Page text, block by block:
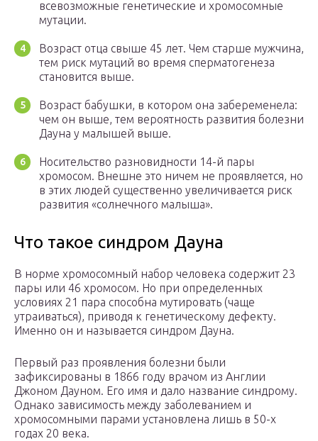
всевозможные генетические и хромосомные
мутации.
Возраст отца свыше 45 лет. Чем старше мужчина,
тем риск мутаций во время сперматогенеза
становится выше.
Возраст бабушки, в котором она забеременела:
чем он выше, тем вероятность развития болезни
Дауна у малышей выше.
Носительство разновидности 14-й пары
хромосом. Внешне это ничем не проявляется, но
в этих людей существенно увеличивается риск
развития «солнечного малыша».
Что такое синдром Дауна
В норме хромосомный набор человека содержит 23
пары или 46 хромосом. Но при определенных
условиях 21 пара способна мутировать (чаще
утраиваться), приводя к генетическому дефекту.
Именно он и называется синдром Дауна.
Первый раз проявления болезни были
зафиксированы в 1866 году врачом из Англии
Джоном Дауном. Его имя и дало название синдрому.
Однако зависимость между заболеванием и
хромосомными парами установлена лишь в 50-х
годах 20 века.